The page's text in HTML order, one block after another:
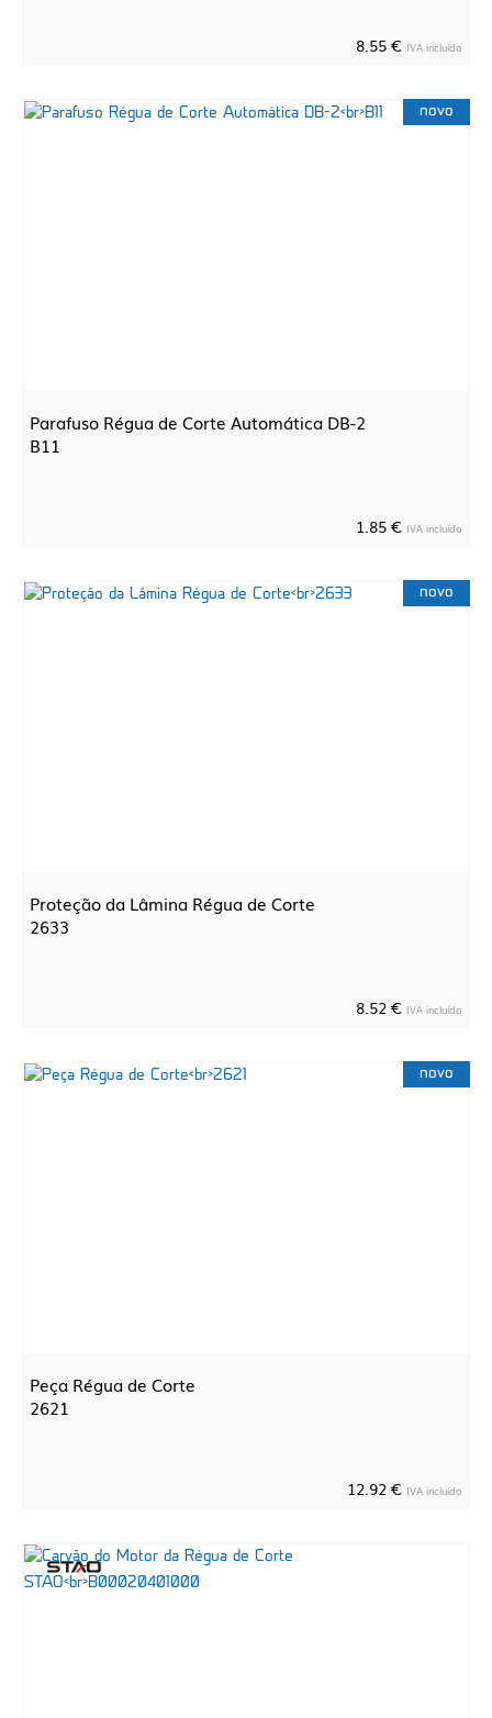
8.55 € IVA incluído
novo
Parafuso Régua de Corte Automática DB-2
B11
1.85 € IVA incluído
novo
Proteção da Lâmina Régua de Corte
2633
8.52 € IVA incluído
novo
Peça Régua de Corte
2621
12.92 € IVA incluído